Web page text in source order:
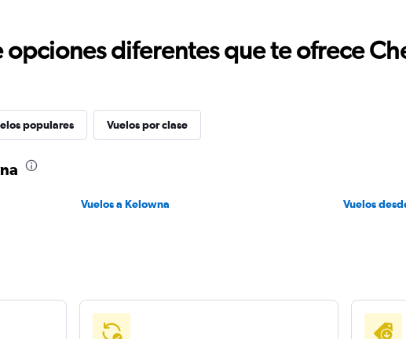
opciones diferentes que te ofrece
populares Vuelos por clase
Vuelos a Kelowna
Vuelos